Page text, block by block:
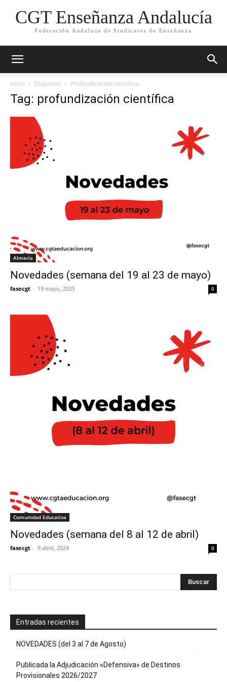
CGT Enseñanza Andalucía
Federación Andaluza de Sindicatos de Enseñanza
Inicio Etiquetas Profundización científica
Tag: profundización científica
Almería
Novedades (semana del 19 al 23 de mayo)
fasecgt - 19 mayo, 2025 0
Comunidad Educativa
Novedades (semana del 8 al 12 de abril)
fasecgt - 9 abril, 2024 0
Entradas recientes
NOVEDADES (del 3 al 7 de Agosto)
Publicada la Adjudicación «Defensiva» de Destinos
Provisionales 2026/2027